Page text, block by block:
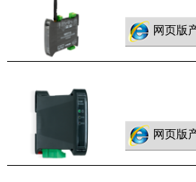
网页版
网页版